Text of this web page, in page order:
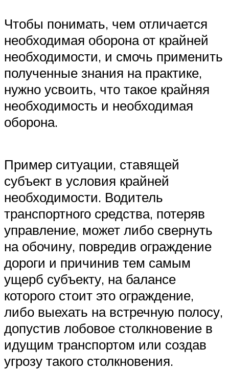
Чтобы понимать, чем отличается
необходимая оборона от крайней
необходимости, и смочь применить
полученные знания на практике,
нужно усвоить, что такое крайняя
необходимость и необходимая
оборона.
Пример ситуации, ставящей
субъект в условия крайней
необходимости. Водитель
транспортного средства, потеряв
управление, может либо свернуть
на обочину, повредив ограждение
дороги и причинив тем самым
ущерб субъекту, на балансе
которого стоит это ограждение,
либо выехать на встречную полосу,
допустив лобовое столкновение в
идущим транспортом или создав
угрозу такого столкновения.